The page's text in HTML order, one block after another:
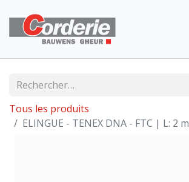
Tous les produits
ELINGUE - TENEX DNA - FTC | L: 2 m